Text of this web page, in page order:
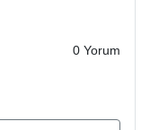
0 Yorum